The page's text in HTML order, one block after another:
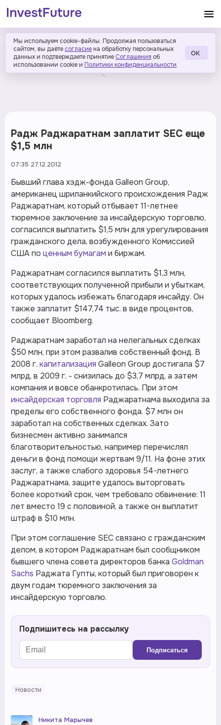
Мы используем cookie-файлы. Продолжая пользоваться
сайтом, вы даёте согласие на обработку персональных
данных и подтверждаете принятие Соглашения об
использовании cookie и Политики конфиденциальности.
ОК
Радж Раджаратнам заплатит SEC еще
$1,5 млн
07:35 27.12.2012
Бывший глава хэдж-фонда Galleon Group,
американец шриланкийского происхождения Радж
Раджаратнам, который отбывает 11-летнее
тюремное заключение за инсайдерскую торговлю,
согласился выплатить $1,5 млн для урегулирования
гражданского дела, возбужденного Комиссией
США по ценным бумагам и биржам.
Раджаратнам согласился выплатить $1,3 млн,
соответствующих полученной прибыли и убыткам,
которых удалось избежать благодаря инсайду. Он
также заплатит $147,74 тыс. в виде процентов,
сообщает Bloomberg.
Раджаратнам заработал на нелегальных сделках
$50 млн, при этом развалив собственный фонд. В
2008 г. капитализация Galleon Group достигала $7
млрд, в 2009 г. - снизилась до $3,7 млрд, а затем
компания и вовсе обанкротилась. При этом
инсайдерская торговля Раджаратнама выходила за
пределы его собственного фонда. $7 млн он
заработал на собственных сделках. Зато
бизнесмен активно занимался
благотворительностью, например перечислял
деньги в фонд помощи жертвам 9/11. На фоне этих
заслуг, а также слабого здоровья 54-летнего
Раджаратнама, защите удалось выторговать
более короткий срок, чем требовало обвинение: 11
лет вместо 19 с половиной, а также он выплатит
штраф в $10 млн.
При этом соглашение SEC связано с гражданским
делом, в котором Раджаратнам был сообщником
бывшего члена совета директоров банка Goldman
Sachs Раджата Гупты, который был приговорен к
двум годам тюремного заключения за
инсайдерскую торговлю.
Подпишитесь на рассылку
Подписаться
Новости
Никита Марычев